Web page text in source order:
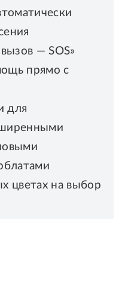
— SOS»
прямо с
для
цветах на выбор